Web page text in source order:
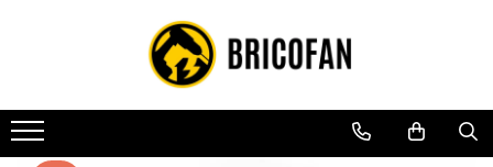
Toate Produsele
Vehicule electrice
Atv